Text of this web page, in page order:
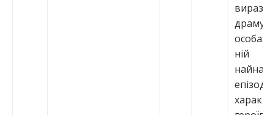
драму-
особах;
ній
епізоди;